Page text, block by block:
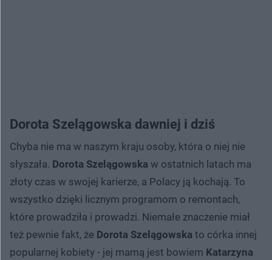
Dorota Szelągowska dawniej i dziś
Chyba nie ma w naszym kraju osoby, która o niej nie
słyszała. Dorota Szelągowska w ostatnich latach ma
złoty czas w swojej karierze, a Polacy ją kochają. To
wszystko dzięki licznym programom o remontach,
które prowadziła i prowadzi. Niemałe znaczenie miał
też pewnie fakt, że Dorota Szelągowska to córka innej
popularnej kobiety - jej mamą jest bowiem Katarzyna